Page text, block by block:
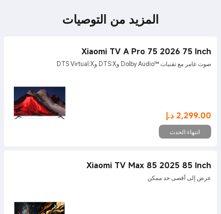
المزيد من التوصيات
Xiaomi TV A Pro 75 2026 75 Inch
صوت غامر مع تقنيات Dolby Audio™‎ وDTS:X وDTS Virtual:X
2,299.00 د.إ Current Price د.إ2299
انتهاء الحدث
Xiaomi TV Max 85 2025 85 Inch
عرض إلى أقصى حد ممكن